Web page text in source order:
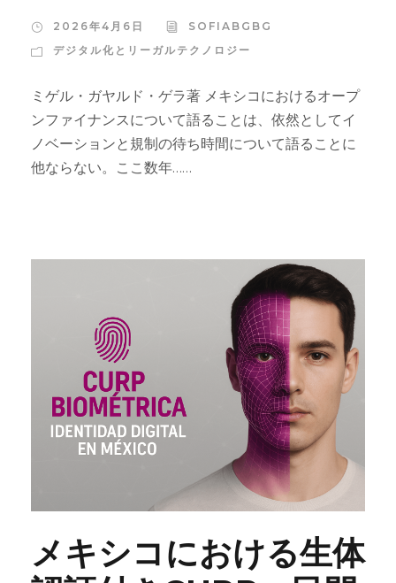
2026年4月6日
SOFIABGBG
デジタル化とリーガルテクノロジー
ミゲル・ガヤルド・ゲラ著 メキシコにおけるオープ
ンファイナンスについて語ることは、依然としてイ
ノベーションと規制の待ち時間について語ることに
他ならない。ここ数年……
メキシコにおける生体